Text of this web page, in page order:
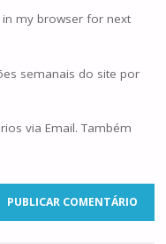
in my browser for next
semanais do site por
via Email. Também